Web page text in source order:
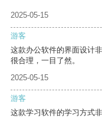
2025-05-15
游客
这款办公软件的界面设计
很合理，一目了然。
2025-05-15
游客
这款学习软件的学习方式